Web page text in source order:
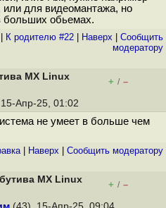
или для видеомантажа, но
больших обьемах.
К родителю #22 Наверх
Cообщить
модератору
MX Linux
+ / –
Апр-25, 01:02
не умеет в больше чем
| Наверх Cообщить модератору
MX Linux
+ / –